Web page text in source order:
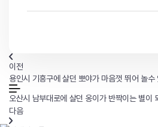
이전
용인시 기흥구에 살던 뽀야가 마음껏 뛰어 놀
오산시 남부대로에 살던 옹이가 반짝이는 별이
다음